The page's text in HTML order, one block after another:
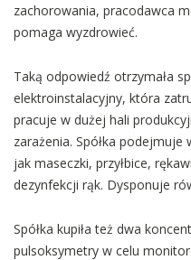
zachorowania, pracodawca
pomaga wyzdrowieć.
Taką odpowiedź otrzymała
elektroinstalacyjny, która
pracuje w dużej hali
zarażenia. Spółka
jak maseczki, przyłbice,
dezynfekcji rąk. Dysponuje
Spółka kupiła też dwa
pulsoksymetry w celu